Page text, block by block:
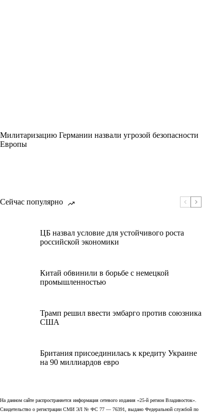
Милитаризацию Германии назвали угрозой безопасности
Европы
Сейчас популярно
ЦБ назвал условие для устойчивого роста
российской экономики
Китай обвинили в борьбе с немецкой
промышленностью
Трамп решил ввести эмбарго против союзника
США
Британия присоединилась к кредиту Украине
на 90 миллиардов евро
На данном сайте распространяется информация сетевого издания «25-й регион Владивосток».
Свидетельство о регистрации СМИ ЭЛ № ФС 77 — 76391, выдано Федеральной службой по